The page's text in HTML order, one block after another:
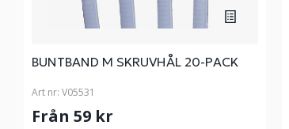
BUNTBAND M SKRUVHÅL 20-PACK
Art nr: V05531
Från 59 kr